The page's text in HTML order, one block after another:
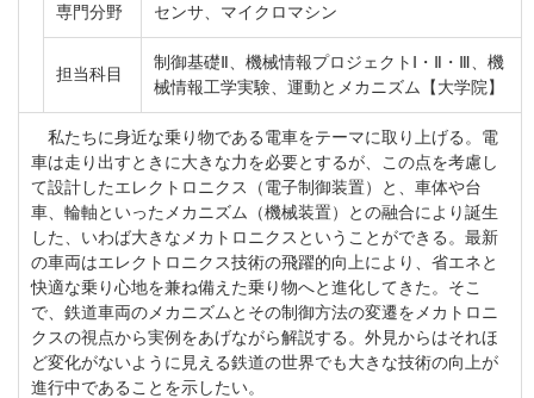
専門分野 センサ、マイクロマシン
担当科目
制御基礎Ⅱ、機械情報プロジェクトⅠ・Ⅱ・Ⅲ、機
械情報工学実験、運動とメカニズム【大学院】
私たちに身近な乗り物である電車をテーマに取り上げる。電
車は走り出すときに大きな力を必要とするが、この点を考慮し
て設計したエレクトロニクス（電子制御装置）と、車体や台
車、輪軸といったメカニズム（機械装置）との融合により誕生
した、いわば大きなメカトロニクスということができる。最新
の車両はエレクトロニクス技術の飛躍的向上により、省エネと
快適な乗り心地を兼ね備えた乗り物へと進化してきた。そこ
で、鉄道車両のメカニズムとその制御方法の変遷をメカトロニ
クスの視点から実例をあげながら解説する。外見からはそれほ
ど変化がないように見える鉄道の世界でも大きな技術の向上が
進行中であることを示したい。